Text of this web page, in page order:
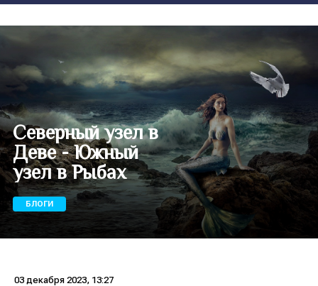
Северный узел в
Деве - Южный
узел в Рыбах
БЛОГИ
03 декабря 2023, 13:27